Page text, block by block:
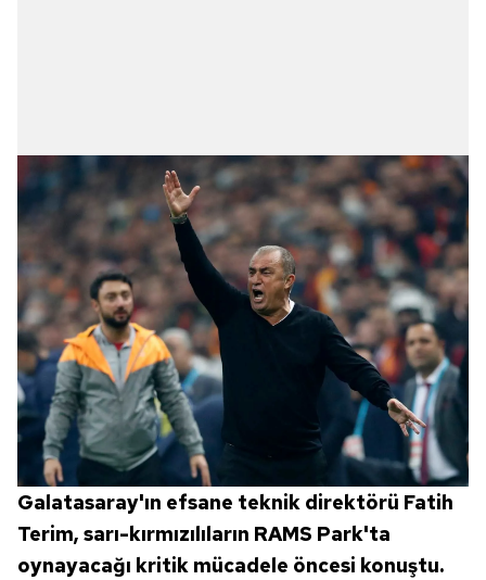
Galatasaray'ın efsane teknik direktörü Fatih
Terim, sarı-kırmızılıların RAMS Park'ta
oynayacağı kritik mücadele öncesi konuştu.